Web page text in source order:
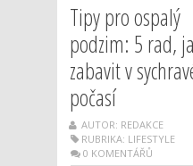
Tipy pro ospalý
podzim: 5 rad,
zabavit v
počasí
AUTOR: REDAKCE
RUBRIKA: LIFESTYLE
0 KOMENTÁŘŮ